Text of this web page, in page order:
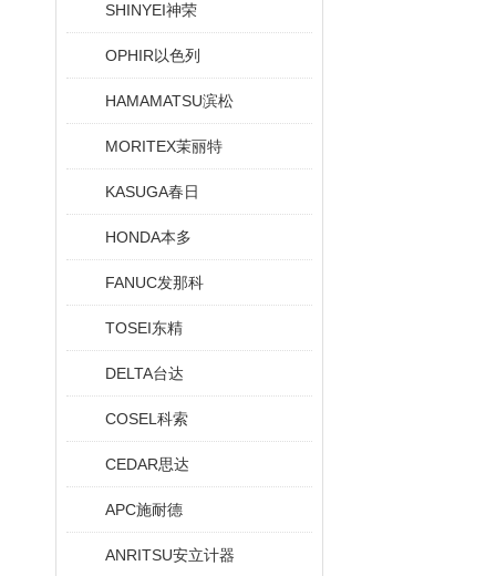
SHINYEI神荣
OPHIR以色列
HAMAMATSU滨松
MORITEX茉丽特
KASUGA春日
HONDA本多
FANUC发那科
TOSEI东精
DELTA台达
COSEL科索
CEDAR思达
APC施耐德
ANRITSU安立计器